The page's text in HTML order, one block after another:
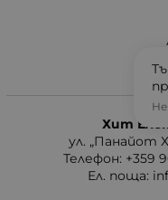
Хит
ул. „Панайот
Телефон: +359
Ел. поща: